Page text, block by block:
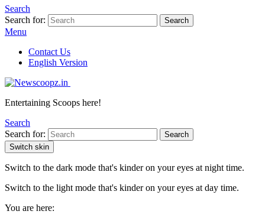
Search
Search for:
Search
Menu
Contact Us
English Version
Entertaining Scoops here!
Search
Search for:
Search
Switch skin
Switch to the dark mode that's kinder on your eyes at night time.
Switch to the light mode that's kinder on your eyes at day time.
You are here: